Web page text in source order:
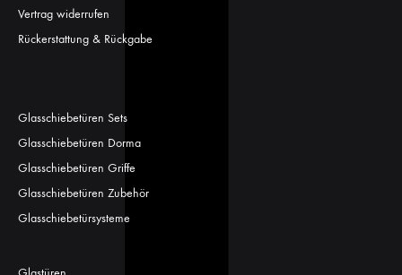
Vertrag widerrufen
Rückerstattung & Rückgabe
Glasschiebetüren Sets
Glasschiebetüren Dorma
Glasschiebetüren Griffe
Glasschiebetüren Zubehör
Glasschiebetürsysteme